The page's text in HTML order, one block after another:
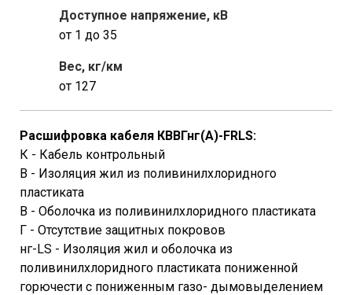
Доступное напряжение, кВ
от 1 до 35
Вес, кг/км
от 127
Расшифровка кабеля КВВГнг(A)-FRLS:
К - Кабель контрольный
В - Изоляция жил из поливинилхлоридного
пластиката
В - Оболочка из поливинилхлоридного пластиката
Г - Отсутствие защитных покровов
нг-LS - Изоляция жил и оболочка из
поливинилхлоридного пластиката пониженной
горючести с пониженным газо- дымовыделением